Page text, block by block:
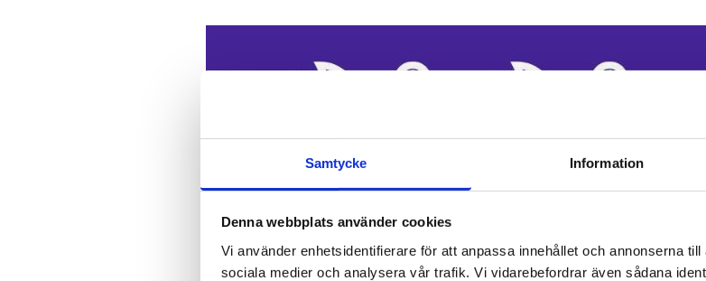
Samtycke Information
Denna webbplats använder cookies
Vi använder enhetsidentifierare för att anpassa innehållet och annonserna
sociala medier och analysera vår trafik. Vi vidarebefordrar även sådana